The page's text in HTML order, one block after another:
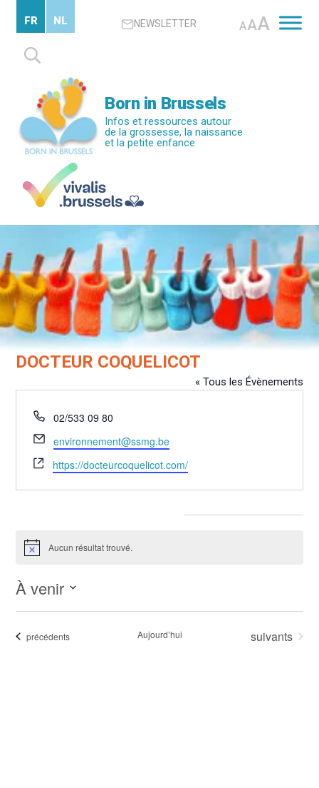
contenu
principal
NEWSLETTER AAA
Rechercher :
FR NL
Born in Brussels
Infos et ressources autour
de la grossesse, la naissance
et la petite enfance
DOCTEUR COQUELICOT
« Tous les Évènements
Téléphone
02/533 09 80
Email
environnement@ssmg.be
Site
web
https://docteurcoquelicot.com/
NoticeAucun résultat trouvé.
À venir
date.Évènements
précédents Aujourd’hui Évènements
suivants